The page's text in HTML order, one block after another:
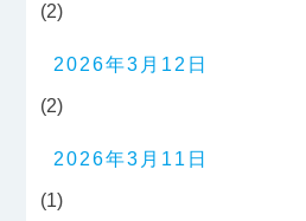
(2)
2026年3月12日
(2)
2026年3月11日
(1)